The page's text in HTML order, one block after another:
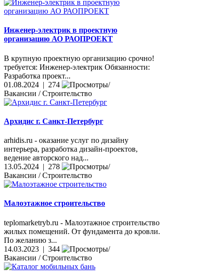
Инженер-электрик в проектную
организацию АО РАОПРОЕКТ
В крупную проектную организацию срочно!
требуется: Инженер-электрик Обязанности:
Разработка проект...
01.08.2024 | 274
Вакансии / Строительство
Архидис г. Санкт-Петербург
arhidis.ru - оказание услуг по дизайну
интерьера, разработка дизайн-проектов,
ведение авторского над...
13.05.2024 | 278
Вакансии / Строительство
Малоэтажное строительство
teplomarketryb.ru - Малоэтажное строительство
жилых помещений. От фундамента до кровли.
По желанию з...
14.03.2023 | 344
Вакансии / Строительство